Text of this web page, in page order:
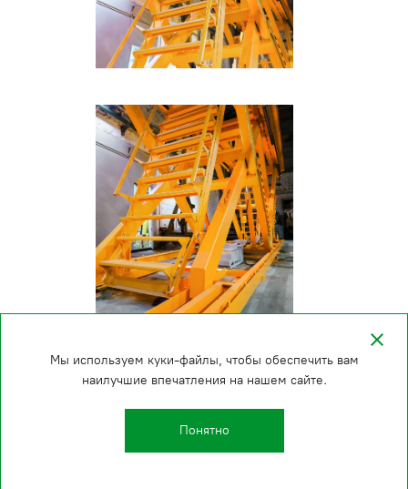
Мы используем куки-файлы, чтобы обеспечить вам
наилучшие впечатления на нашем сайте.
Понятно